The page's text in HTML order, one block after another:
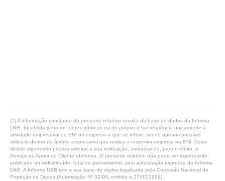
(1) A informação constante do presente relatório resulta da base de dados da Informa
D&B, foi obtida junto de fontes públicas ou do próprio e faz referência unicamente à
atividade empresarial do ENI ou empresa a que se refere, sendo apenas possível
utilizá-la dentro do âmbito empresarial que realiza a respetiva empresa ou ENI. Caso
detete algum erro poderá solicitar a sua retificação, contactando, para o efeito, o
Serviço de Apoio ao Cliente eInforma. O presente relatório não pode ser reproduzido,
publicado ou redistribuído, total ou parcialmente, sem autorização expressa da Informa
D&B. A Informa D&B tem a sua base de dados legalizada pela Comissão Nacional de
Proteção de Dados (Autorização Nº 32/96, emitida a 27/02/1996).